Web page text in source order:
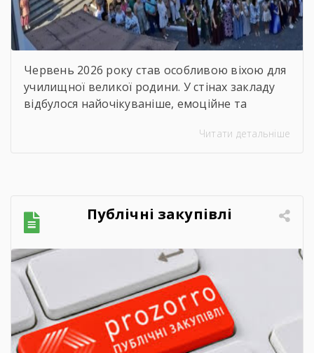
Червень 2026 року став особливою віхою для
училищної великої родини. У стінах закладу
відбулося найочікуваніше, емоційне та
Цього дня ми офіційно провели у доросле
своєї мети. Урочиста подія розпочалася з
хвилини мовчання. Схиливши голови, […]
Читати детальніше
Публічні закупівлі